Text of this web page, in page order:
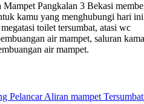
Mampet Pangkalan 3 Bekasi
kamu yang menghubungi hari ini
toilet tersumbat, atasi wc
air mampet, saluran
air mampet.
Pelancar Aliran mampet